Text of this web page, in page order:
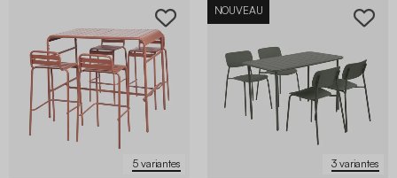
5 variantes 3 variantes
NOUVEAU